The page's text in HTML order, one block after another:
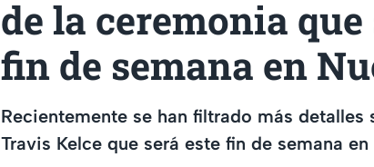
de la ceremonia
fin de semana en
Recientemente se han filtrado más
Travis Kelce que será este fin de semana